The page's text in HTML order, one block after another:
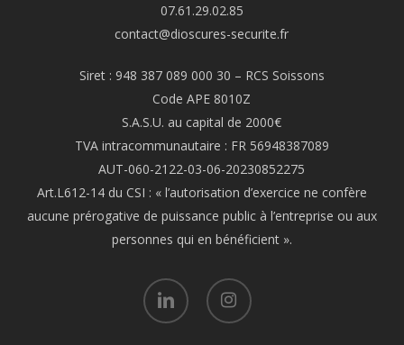
07.61.29.02.85
contact@dioscures-securite.fr
Siret : 948 387 089 000 30 – RCS Soissons
Code APE 8010Z
S.A.S.U. au capital de 2000€
TVA intracommunautaire : FR 56948387089
AUT-060-2122-03-06-20230852275
Art.L612-14 du CSI : « l’autorisation d’exercice ne confère
aucune prérogative de puissance public à l’entreprise ou aux
personnes qui en bénéficient ».
linkedin instagram